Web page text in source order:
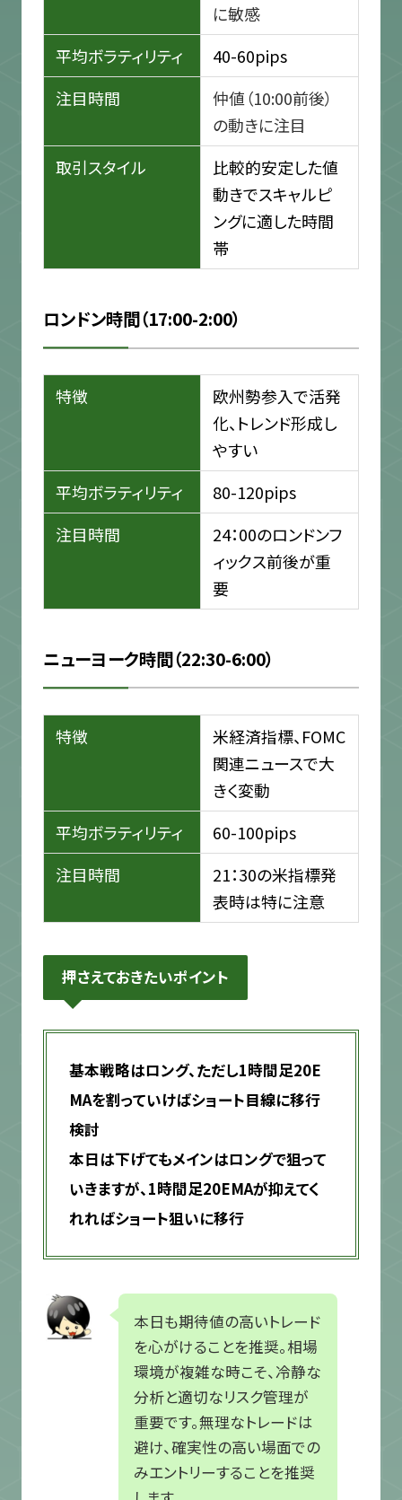
に敏感
平均ボラティリティ
40-60pips
注目時間
仲値（10:00前後）
の動きに注目
取引スタイル
比較的安定した値
動きでスキャルピ
ングに適した時間
帯
ロンドン時間（17:00-2:00）
特徴
欧州勢参入で活発
化、トレンド形成し
やすい
平均ボラティリティ
80-120pips
注目時間
24：00のロンドンフ
ィックス前後が重
要
ニューヨーク時間（22:30-6:00）
特徴
米経済指標、FOMC
関連ニュースで大
きく変動
平均ボラティリティ
60-100pips
注目時間
21：30の米指標発
表時は特に注意
押さえておきたいポイント
基本戦略はロング、ただし1時間足20E
MAを割っていけばショート目線に移行
検討
本日は下げてもメインはロングで狙って
いきますが、1時間足20EMAが抑えてく
れればショート狙いに移行
本日も期待値の高いトレード
を心がけることを推奨。相場
環境が複雑な時こそ、冷静な
分析と適切なリスク管理が
重要です。無理なトレードは
避け、確実性の高い場面での
みエントリーすることを推奨